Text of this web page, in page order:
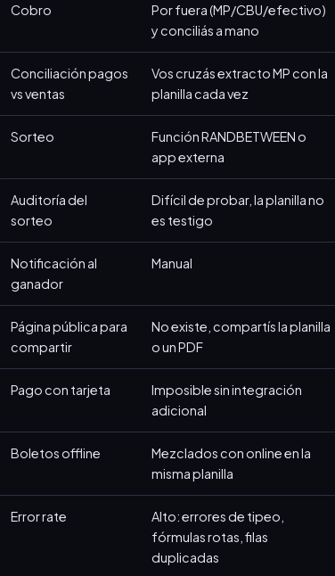
Cobro
Por fuera (MP/CBU/efectivo)
y conciliás a mano
Conciliación pagos
vs ventas
Vos cruzás extracto MP con la
planilla cada vez
Sorteo
Función RANDBETWEEN o
app externa
Auditoría del
sorteo
Difícil de probar, la planilla no
es testigo
Notificación al
ganador
Manual
Página pública para
compartir
No existe, compartís la planilla
o un PDF
Pago con tarjeta
Imposible sin integración
adicional
Boletos offline
Mezclados con online en la
misma planilla
Error rate
Alto: errores de tipeo,
fórmulas rotas, filas
duplicadas